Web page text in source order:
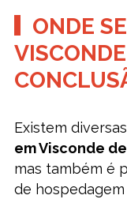
ONDE
Existem
em Visconde
mas também é
de